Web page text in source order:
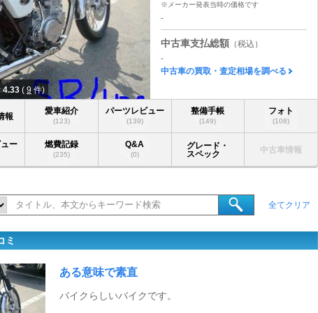
4.33 ( 9件)
※メーカー発表当時の価格です
-
中古車支払総額 （税込）
-
中古車の買取・査定相場を調べる
報
愛車紹介
(123)
パーツレビュー
(139)
整備手帳
(149)
フォト
(108)
ー 燃費記録
(235)
Q&A
(0)
グレード・
スペック
中古車情報
全てクリア
ミ
ある意味で素直
バイクらしいバイクです。